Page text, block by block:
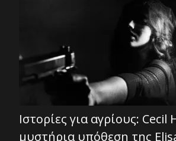
Ιστορίες για αγρίους: Cecil
μυστήρια υπόθεση της